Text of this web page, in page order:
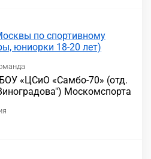
по спортивному
юниорки 18-20 лет)
«ЦСиО «Самбо-70» (отд.
Москомспорта